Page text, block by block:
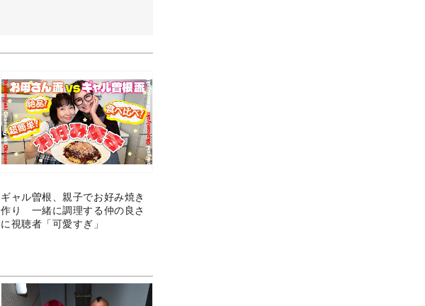
ギャル曽根、親子でお好み焼き
作り 一緒に調理する仲の良さ
に視聴者「可愛すぎ」